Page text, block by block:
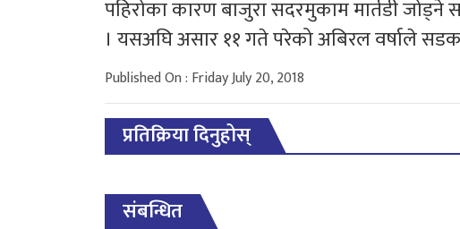
पहिरोका कारण बाजुरा सदरमुकाम मार्तडी
। यसअघि असार ११ गते परेको अबिरल वर्षाले
Published On : Friday July 20, 2018
प्रतिक्रिया दिनुहोस्
संबन्धित